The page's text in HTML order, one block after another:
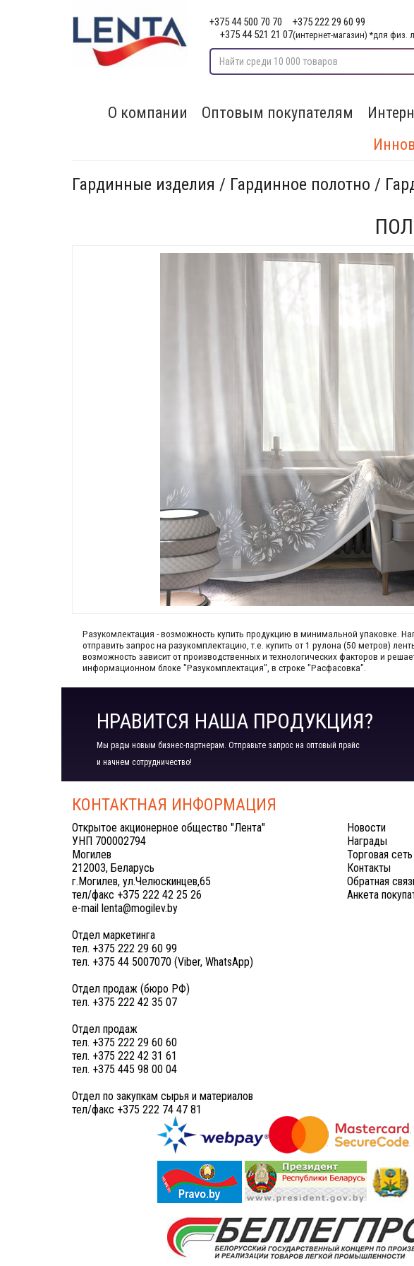
+375 44 500 70 70
+375 222 29 60 99
+375 44 521 21 07(интернет-магазин) *для физ.
О компании Оптовым покупателям
Гардинные изделия / Гардинное полотно /
Разукомлектация - возможность купить продукцию в минимальной упаковке.
отправить запрос на разукомплектацию, т.е. купить от 1 рулона (50 метров)
возможность зависит от производственных​ и технологических факторов и
информационном блоке "Разукомплектация", в строке "Расфасовка".
НРАВИТСЯ НАША ПРОДУКЦИЯ?
Мы рады новым бизнес-партнерам. Отправьте запрос на оптовый прайс
и начнем сотрудничество!
КОНТАКТНАЯ ИНФОРМАЦИЯ
Открытое акционерное общество "Лента"
УНП 700002794
Могилев
212003, Беларусь
г.Могилев, ул.Челюскинцев,65
тел/факс +375 222 42 25 26
e-mail lenta@mogilev.by
Отдел маркетинга
тел. +375 222 29 60 99
тел. +375 44 5007070 (Viber, WhatsApp)
Отдел продаж (бюро РФ)
тел. +375 222 42 35 07
Отдел продаж
тел. +375 222 29 60 60
тел. +375 222 42 31 61
тел. +375 445 98 00 04
Отдел по закупкам сырья и материалов
тел/факс +375 222 74 47 81
Новости
Награды
Торговая сеть
Контакты
Обратная
Анкета